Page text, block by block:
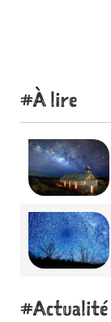
À lire
Actualité